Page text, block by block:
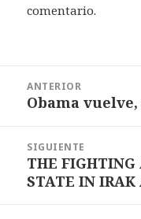
comentario.
entradas
ANTERIOR
Entrada
Obama
SIGUIENTE
Entrada
siguiente:
THE
STATE IN